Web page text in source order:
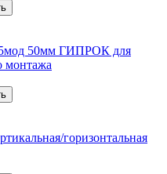
5мод 50мм ГИПРОК для
монтажа
горизонтальная